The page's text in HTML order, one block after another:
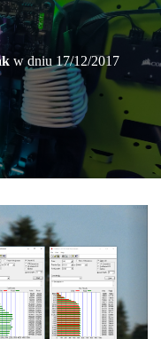
N
A
G
C
Ę
w dniu 17/12/2017